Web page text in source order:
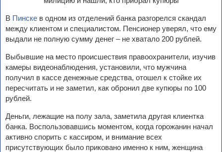
В Пинске в одном из отделений банка разгорелся скандал
между клиентом и специалистом. Пенсионер уверял, что ему
выдали не полную сумму денег – не хватало 200 рублей.
Выбывшие на место происшествия правоохранители, изучив
камеры видеонаблюдения, установили, что мужчина
получил в кассе денежные средства, отошел к стойке их
пересчитать и не заметил, как обронил две купюры по 100
рублей.
Деньги, лежащие на полу зала, заметила другая клиентка
банка. Воспользовавшись моментом, когда горожанин начал
активно спорить с кассиром, и внимание всех
присутствующих было приковано именно к ним, женщина